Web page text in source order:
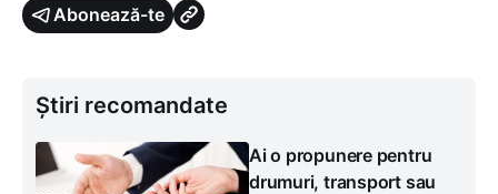
Abonează-te
Știri recomandate
Ai o propunere pentru
drumuri, transport sau